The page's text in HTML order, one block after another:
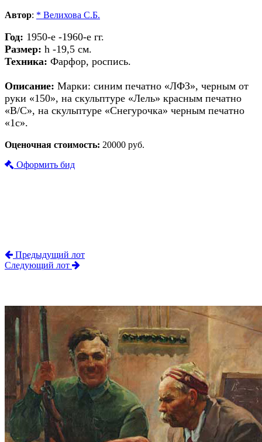
Автор: * Велихова С.Б.
Год: 1950-е -1960-е гг.
Размер: h -19,5 см.
Техника: Фарфор, роспись.
Описание: Марки: синим печатно «ЛФЗ», черным от
руки «150», на скульптуре «Лель» красным печатно
«В/С», на скульптуре «Снегурочка» черным печатно
«1с».
Оценочная стоимость: 20000 руб.
Оформить бид
Предыдущий лот
Следующий лот